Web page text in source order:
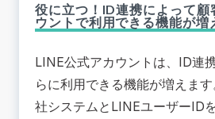
役に立つ！ID連携によって顧
ウントで利用できる機能が増
LINE公式アカウントは、ID連
らに利用できる機能が増えま
社システムとLINEユーザーID